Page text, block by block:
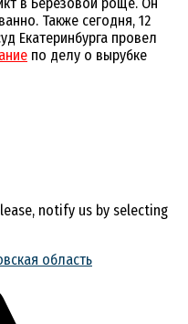
Также сегодня, 12
Екатеринбурга провел
по делу о вырубке
notify us by selecting
область